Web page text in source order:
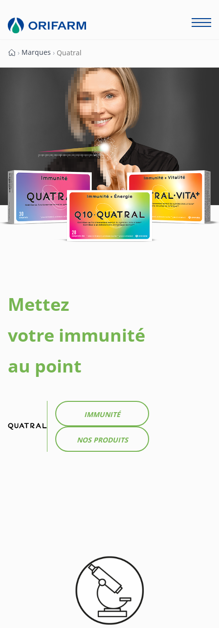
Page d'accueil
› Marques › Quatral
Mettez
votre immunité
au point
IMMUNITÉ
NOS PRODUITS